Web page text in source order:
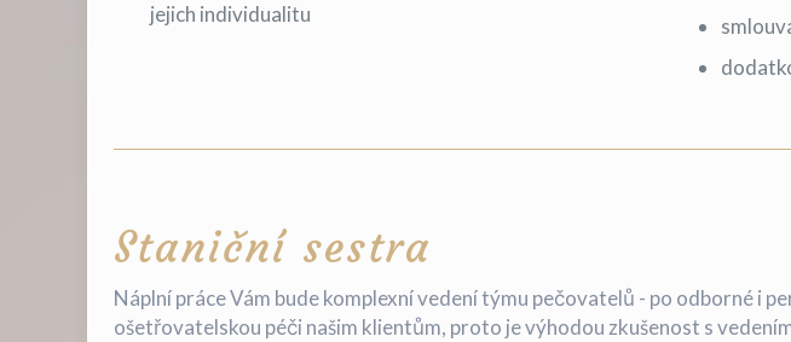
jejich individualitu
Staniční sestra
Náplní práce Vám bude komplexní vedení týmu pečovatelů - po odborné i
ošetřovatelskou péči našim klientům, proto je výhodou zkušenost s